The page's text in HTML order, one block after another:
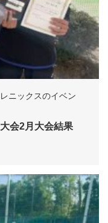
ニックスのイベン
会2月大会結果